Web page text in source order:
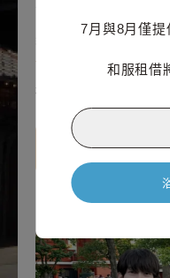
7月與8月僅
和服租借
¥ 7,700(含稅)~
¥8,800